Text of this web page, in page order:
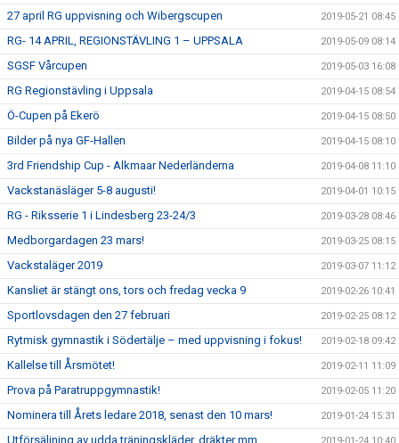
27 april RG uppvisning och Wibergscupen 2019-05-21 08:45
RG- 14 APRIL, REGIONSTÄVLING 1 – UPPSALA 2019-05-09 08:14
SGSF Vårcupen 2019-05-03 16:08
RG Regionstävling i Uppsala 2019-04-15 08:54
Ö-Cupen på Ekerö 2019-04-15 08:50
Bilder på nya GF-Hallen 2019-04-15 08:10
3rd Friendship Cup - Alkmaar Nederländerna 2019-04-08 11:10
Vackstanäsläger 5-8 augusti! 2019-04-01 10:15
RG - Riksserie 1 i Lindesberg 23-24/3 2019-03-28 08:46
Medborgardagen 23 mars! 2019-03-25 08:15
Vackstaläger 2019 2019-03-07 11:12
Kansliet är stängt ons, tors och fredag vecka 9 2019-02-26 10:41
Sportlovsdagen den 27 februari 2019-02-25 08:12
Rytmisk gymnastik i Södertälje – med uppvisning i fokus! 2019-02-18 09:42
Kallelse till Årsmötet! 2019-02-11 11:09
Prova på Paratruppgymnastik! 2019-02-05 11:20
Nominera till Årets ledare 2018, senast den 10 mars! 2019-01-24 15:31
Utförsäljning av udda träningskläder, dräkter mm.